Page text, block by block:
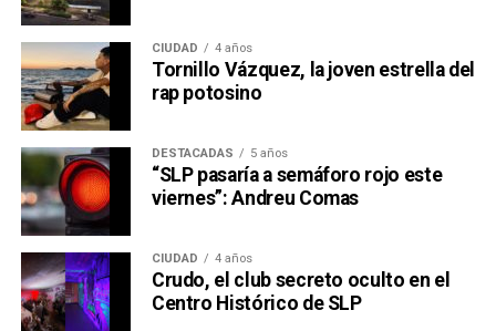
CIUDAD 4 años
Tornillo Vázquez, la joven estrella del
rap potosino
DESTACADAS 5 años
“SLP pasaría a semáforo rojo este
viernes”: Andreu Comas
CIUDAD 4 años
Crudo, el club secreto oculto en el
Centro Histórico de SLP